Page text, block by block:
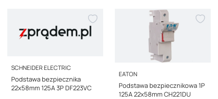
PRODUCENT
SCHNEIDER ELECTRIC
Podstawa bezpiecznika
22x58mm 125A 3P DF223VC
PRODUCENT
EATON
Podstawa bezpiecznikowa 1P
125A 22x58mm CH221DU